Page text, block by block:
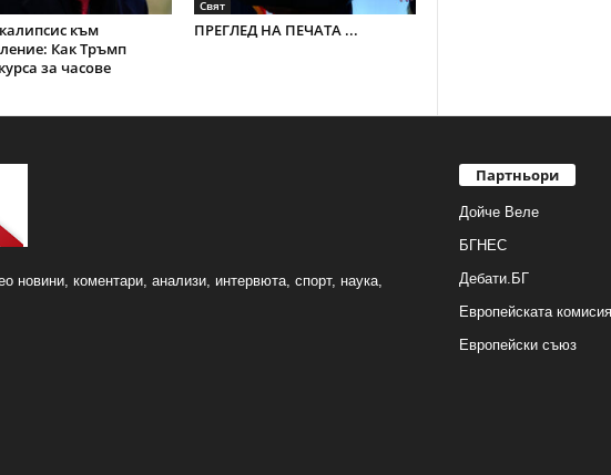
към
Как Тръмп
за часове
Свят
ПРЕГЛЕД НА ПЕЧАТА ...
новини, коментари, анализи, интервюта, спорт, наука,
Партньори
Дойче Веле
БГНЕС
Дебати.БГ
Европейската комисия
Европейски съюз